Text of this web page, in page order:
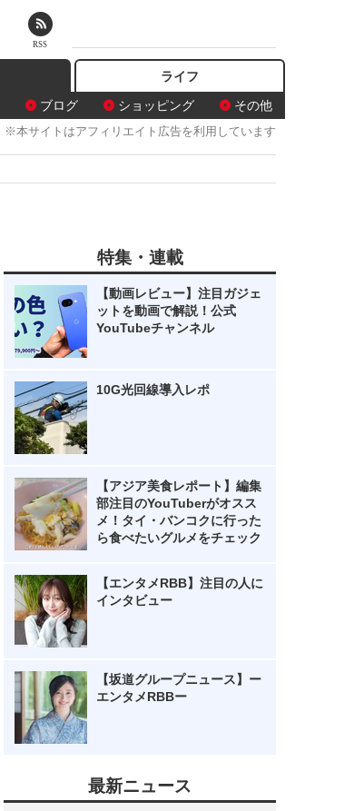
ブログ ショッピング その他
ライフ
※本サイトはアフィリエイト広告を利用しています
特集・連載
【動画レビュー】注目ガジェ
ットを動画で解説！公式
YouTubeチャンネル
10G光回線導入レポ
【アジア美食レポート】編集
部注目のYouTuberがオスス
メ！タイ・バンコクに行った
ら食べたいグルメをチェック
【エンタメRBB】注目の人に
インタビュー
【坂道グループニュース】ー
エンタメRBBー
最新ニュース
RSS